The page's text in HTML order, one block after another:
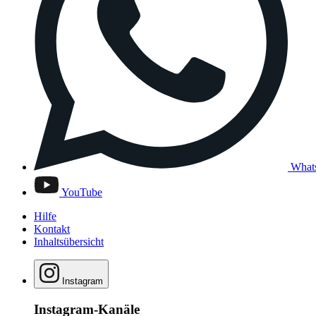
YouTube
Hilfe
Kontakt
Inhaltsübersicht
Instagram
Instagram-Kanäle